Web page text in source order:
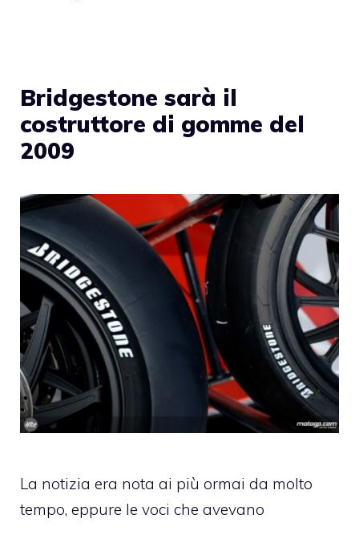
Bridgestone sarà il
costruttore di gomme del
2009
La notizia era nota ai più ormai da molto
tempo, eppure le voci che avevano